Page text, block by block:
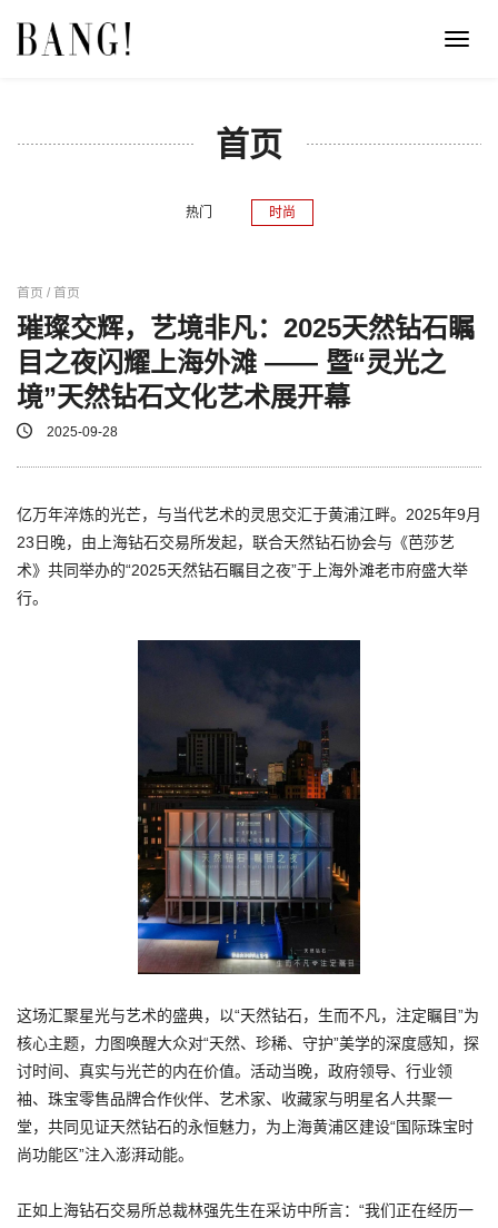
首页
热门 时尚
首页 / 首页
璀璨交辉，艺境非凡：2025天然钻石瞩
目之夜闪耀上海外滩 —— 暨“灵光之
境”天然钻石文化艺术展开幕
2025-09-28
亿万年淬炼的光芒，与当代艺术的灵思交汇于黄浦江畔。2025年9月
23日晚，由上海钻石交易所发起，联合天然钻石协会与《芭莎艺
术》共同举办的“2025天然钻石瞩目之夜”于上海外滩老市府盛大举
行。
这场汇聚星光与艺术的盛典，以“天然钻石，生而不凡，注定瞩目”为
核心主题，力图唤醒大众对“天然、珍稀、守护”美学的深度感知，探
讨时间、真实与光芒的内在价值。活动当晚，政府领导、行业领
袖、珠宝零售品牌合作伙伴、艺术家、收藏家与明星名人共聚一
堂，共同见证天然钻石的永恒魅力，为上海黄浦区建设“国际珠宝时
尚功能区”注入澎湃动能。
正如上海钻石交易所总裁林强先生在采访中所言：“我们正在经历一